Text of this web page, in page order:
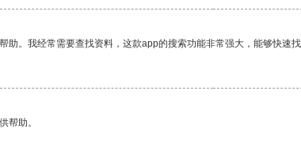
。我经常需要查找资料，这款app的搜索功能非常强大，能够快速找
帮助。